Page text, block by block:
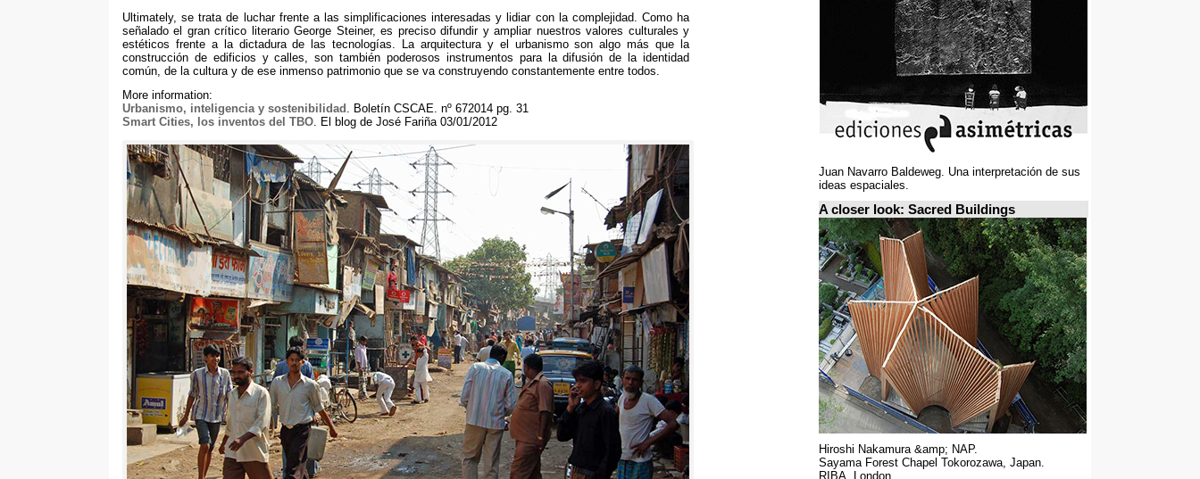
Ultimately,se trata de luchar frente a las simplificaciones interesadas y lidiar con la complejidad. Como ha
señalado el gran crítico literario George Steiner,es preciso difundir y ampliar nuestros valores culturales y
estéticos frente a la dictadura de las tecnologías
La arquitectura y el urbanismo son algo más que la
construcción de edificios y calles ,son también poderosos instrumentos para la difusión de la identidad
común de la cultura y de ese inmenso patrimonio que se va construyendo constantemente entre todos
More information:
Urbanismo, inteligencia y sostenibilidad . Boletín CSCAE. nº 672014 pg. 31
Smart Cities, los inventos del TBO. El blog de José Fariña03/01/2012
Juan Navarro Baldeweg. Una interpretación de sus
ideas espaciales.
A closer look: Sacred Buildings
Hiroshi Nakamura &amp; NAP.
Sayama Forest Chapel Tokorozawa, Japan.
RIBA, London.